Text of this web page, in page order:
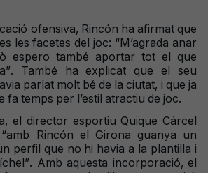
ofensiva, Rincón ha afirmat que
les facetes del joc: “M’agrada anar
espero també aportar tot el que
També ha explicat que el seu
parlat molt bé de la ciutat, i que ja
fa temps per l’estil atractiu de joc.
el director esportiu Quique Cárcel
Rincón el Girona guanya un
perfil que no hi havia a la plantilla i
Amb aquesta incorporació, el